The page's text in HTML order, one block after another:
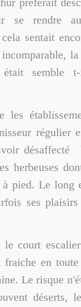
rendre au
sentait
semble
les
régulier
désaffecté
herbeuses
pied. Le long
ses
le court
en
Le risque
déserts,